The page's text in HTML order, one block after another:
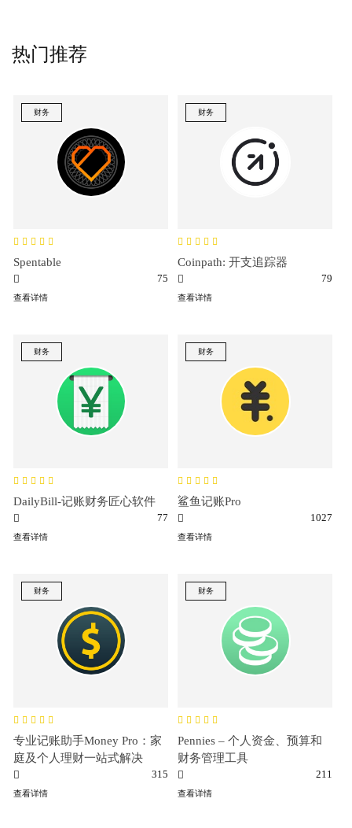
热门推荐
财务
Spentable
75
查看详情
财务
Coinpath: 开支追踪器
79
查看详情
财务
DailyBill-记账财务匠心软件
77
查看详情
财务
鲨鱼记账Pro
1027
查看详情
财务
专业记账助手Money Pro：家
庭及个人理财一站式解决
315
查看详情
财务
Pennies – 个人资金、预算和
财务管理工具
211
查看详情